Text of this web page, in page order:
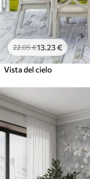
22.05€13.23€
Vista del cielo